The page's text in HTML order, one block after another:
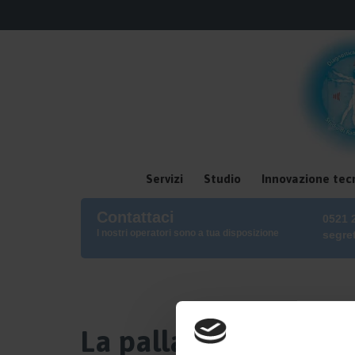
Servizi Studio Innovazione
Contattaci
I nostri operatori sono a tua disposizione
0521
La pallavolo è di